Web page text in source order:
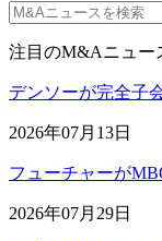
注目のM&Aニュー
デンソーが完全子
2026年07月13日
フューチャーが
2026年07月29日